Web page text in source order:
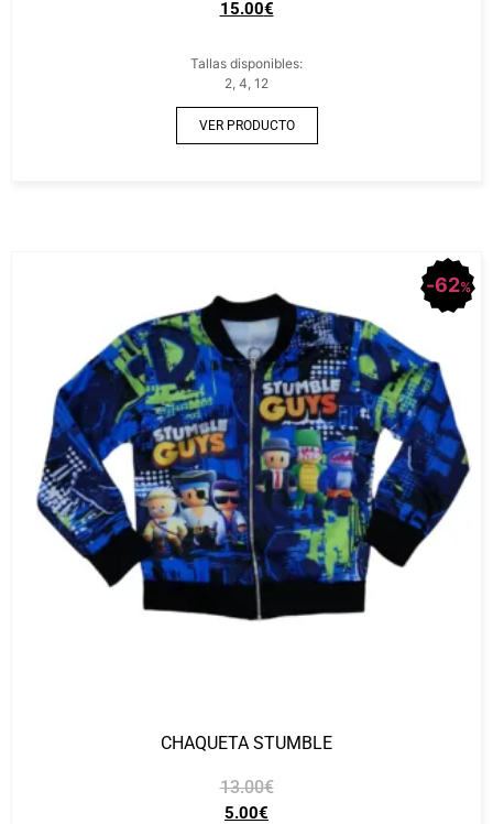
15.00€
Tallas disponibles:
2, 4, 12
VER PRODUCTO
62%
CHAQUETA STUMBLE
13.00€
5.00€